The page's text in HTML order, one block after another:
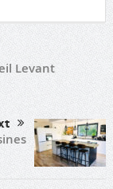
Levant